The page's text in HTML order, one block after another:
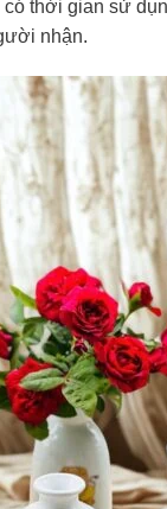
có thời gian sử
nhận.